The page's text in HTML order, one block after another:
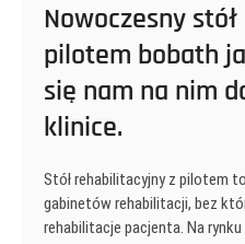
Nowoczesny
pilotem bobath
się nam na nim
klinice.
Stół rehabilitacyjny z pilotem
gabinetów rehabilitacji, bez
rehabilitacje pacjenta. Na